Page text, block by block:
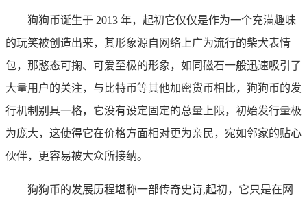
狗狗币诞生于 2013 年，起初它仅仅是作为一个充满趣味
的玩笑被创造出来，其形象源自网络上广为流行的柴犬表情
包，那憨态可掬、可爱至极的形象，如同磁石一般迅速吸引了
大量用户的关注，与比特币等其他加密货币相比，狗狗币的发
行机制别具一格，它没有设定固定的总量上限，初始发行量极
为庞大，这使得它在价格方面相对更为亲民，宛如邻家的贴心
伙伴，更容易被大众所接纳。
狗狗币的发展历程堪称一部传奇史诗,起初，它只是在网